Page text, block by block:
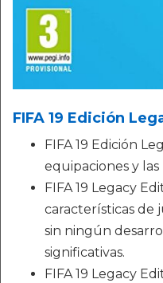
FIFA 19 Edición
FIFA 19 Edición
equipaciones y
FIFA 19 Legacy
características de
sin ningún
significativas.
FIFA 19 Legacy